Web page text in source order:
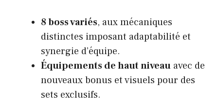
8 boss variés, aux mécaniques
distinctes imposant adaptabilité et
synergie d’équipe.
Équipements de haut niveau avec de
nouveaux bonus et visuels pour des
sets exclusifs.